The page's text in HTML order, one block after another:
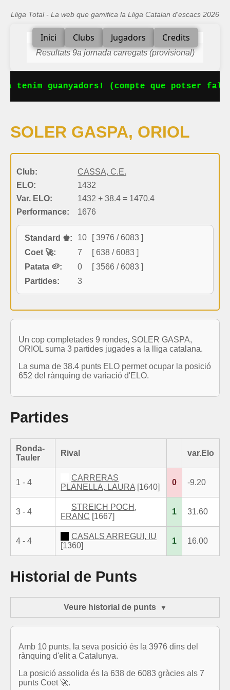
Lliga Total - La web que gamifica la Lliga Catalan d'escacs 2026
Inici Clubs Jugadors Credits
Resultats 9a jornada carregats (provisional)
tenim guanyadors! (compte que potser
SOLER GASPA, ORIOL
Club:
CASSA, C.E.
ELO:
1432
Var. ELO:
1432 + 38.4 = 1470.4
Performance:
1676
Standard ♚: 10
[ 3976 / 6083 ]
Coet 🚀:
7
[ 638 / 6083 ]
Patata 🥔:
0
[ 3566 / 6083 ]
Partides:
3
Un cop completades 9 rondes, SOLER GASPA,
ORIOL suma 3 partides jugades a la lliga catalana.
La suma de 38.4 punts ELO permet ocupar la posició
652 del rànquing de variació d'ELO.
Partides
Ronda-
Tauler
Rival var.Elo
1 - 4
CARRERAS
PLANELLA, LAURA [1640]
0 -9.20
3 - 4
STREICH POCH,
FRANC [1667]
1 31.60
4 - 4
CASALS ARREGUI, IU
[1360]
1 16.00
Historial de Punts
Veure historial de punts
Amb 10 punts, la seva posició és la 3976 dins del
rànquing d'elit a Catalunya.
La posició assolida és la 638 de 6083 gràcies als 7
punts Coet 🚀.